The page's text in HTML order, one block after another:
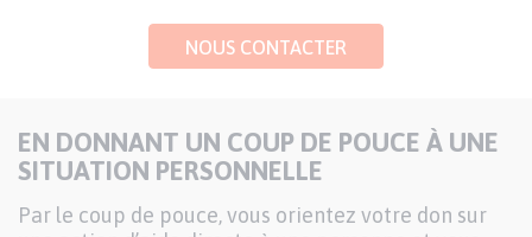
NOUS CONTACTER
EN DONNANT UN COUP DE POUCE À UNE
SITUATION PERSONNELLE
Par le coup de pouce, vous orientez votre don sur